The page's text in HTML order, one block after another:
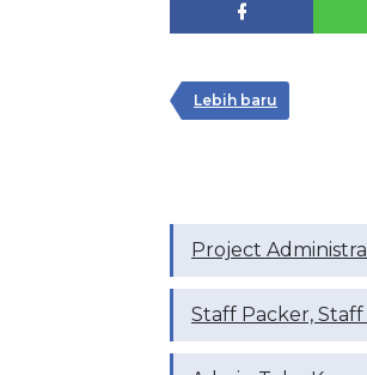
Lebih baru
Project
Staff Packer,